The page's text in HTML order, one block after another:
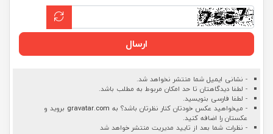
ارسال
- نشانی ایمیل شما منتشر نخواهد شد.
- لطفا دیدگاهتان تا حد امکان مربوط به مطلب باشد.
- لطفا فارسی بنویسید.
- میخواهید عکس خودتان کنار نظرتان باشد؟ به gravatar.com بروید و
عکستان را اضافه کنید.
- نظرات شما بعد از تایید مدیریت منتشر خواهد شد